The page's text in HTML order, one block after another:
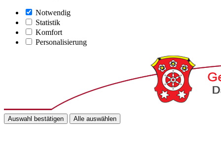
Notwendig
Statistik
Komfort
Personalisierung
Auswahl bestätigen Alle auswählen